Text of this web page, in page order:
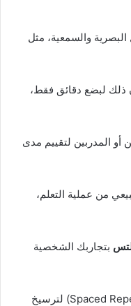
والسمعية، مثل
ذلك لبضع دقائق فقط،
أو المدربين لتقييم مدى
من عملية التعلم،
بتجاربك الشخصية
استخدم تقنيات التكرار المتباعد (Spaced Repetition) لترسيخ